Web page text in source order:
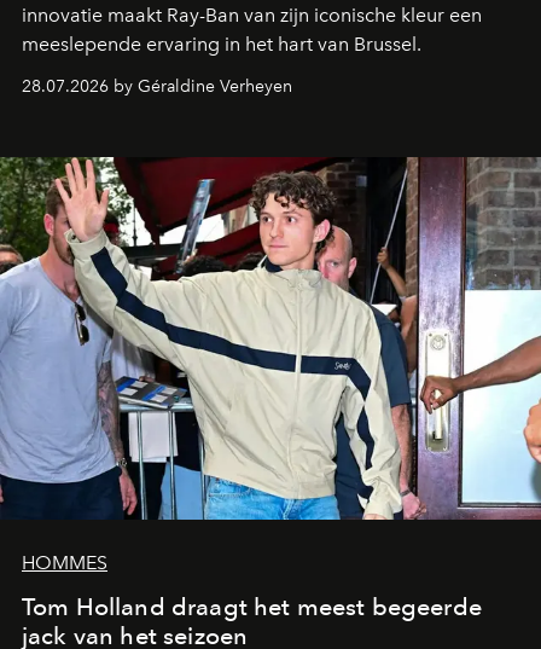
innovatie maakt Ray-Ban van zijn iconische kleur een
meeslepende ervaring in het hart van Brussel.
28.07.2026 by Géraldine Verheyen
HOMMES
Tom Holland draagt het meest begeerde
jack van het seizoen